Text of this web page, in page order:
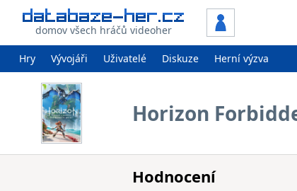
domov všech hráčů videoher
Hry Vývojáři Uživatelé Diskuze Herní výzva
Horizon
Hodnocení